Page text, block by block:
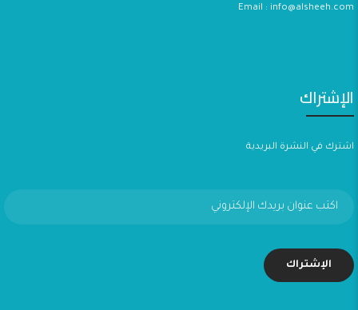
Email : info@alsheeh.com
الإشتراك
اشترك في النشرة البريدية